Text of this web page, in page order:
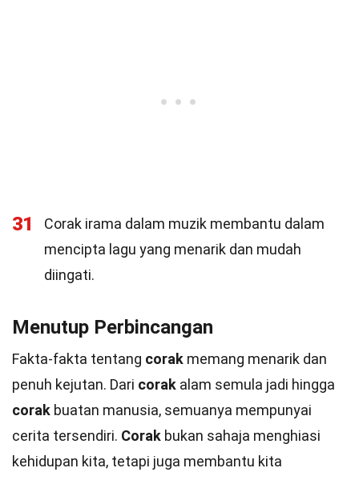
31
Corak irama dalam muzik membantu dalam
mencipta lagu yang menarik dan mudah
diingati.
Menutup Perbincangan
Fakta-fakta tentang corak memang menarik dan
penuh kejutan. Dari corak alam semula jadi hingga
corak buatan manusia, semuanya mempunyai
cerita tersendiri. Corak bukan sahaja menghiasi
kehidupan kita, tetapi juga membantu kita